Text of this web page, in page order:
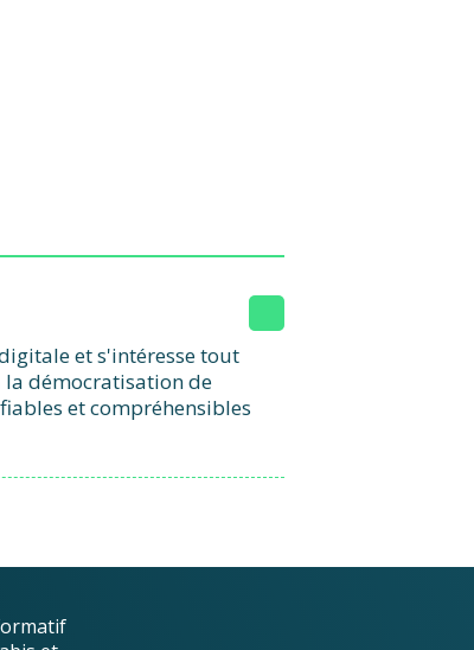
et s'intéresse tout
la démocratisation de
et compréhensibles